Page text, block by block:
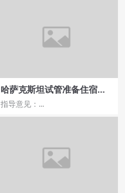
哈萨克斯坦试管准备住宿和
交通指南
指导意见：...